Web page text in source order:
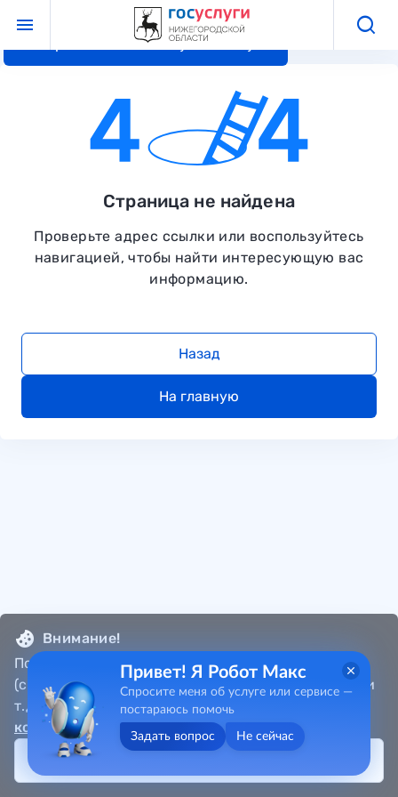
Перейти к основному контенту
Страница не найдена
Проверьте адрес ссылки или воспользуйтесь
навигацией, чтобы найти интересующую вас
информацию.
Назад
На главную
Внимание!
Портал собирает метаданные пользователя
(cookie, местоположение, данные об IP-адресах и
т.д.) в соответствии сПолитикой
конфиденциальности.
Привет! Я Робот Макс
Спросите меня об услуге или сервисе —
постараюсь помочь
Задать вопрос Не сейчас